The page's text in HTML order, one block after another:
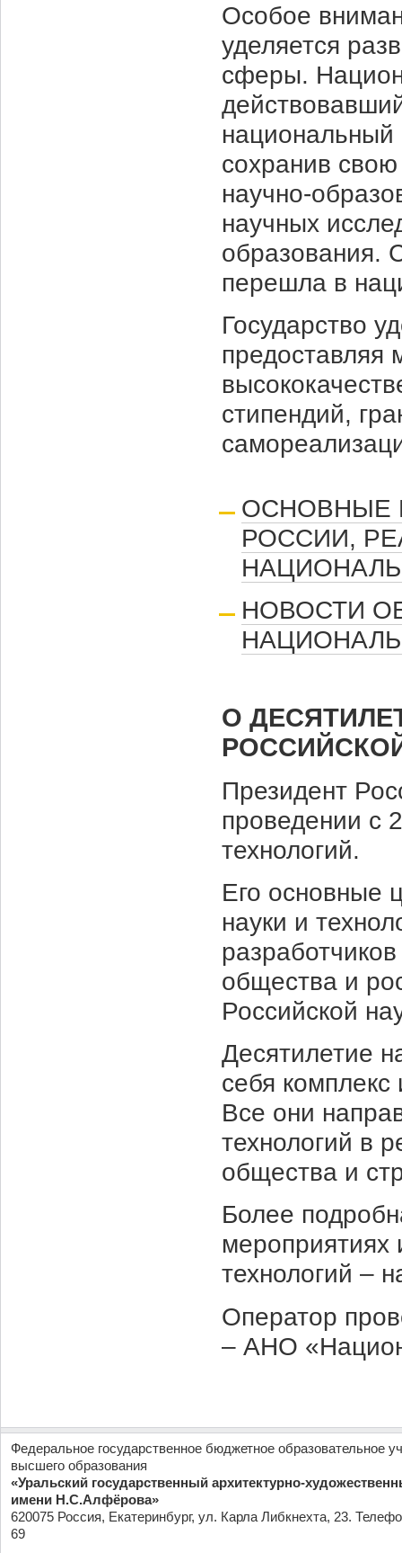
Особое
уделяется
сферы.
национальный
сохранив
научно-
научных
образования.
перешла в
Государство
стипендий,
ОСНОВНЫЕ
РОССИИ,
НОВОСТИ
О
Президент
проведении с
технологий.
Его основные
науки и
общества и
Российской
Десятилетие
себя
Все они
технологий в
общества и
Более
мероприятиях
технологий –
Оператор
– АНО
Федеральное государственное бюджетное образовательное
высшего образования
«Уральский государственный архитектурно-
имени Н.С.Алфёрова»
620075 Россия, Екатеринбург, ул. Карла Либкнехта, 23.
69